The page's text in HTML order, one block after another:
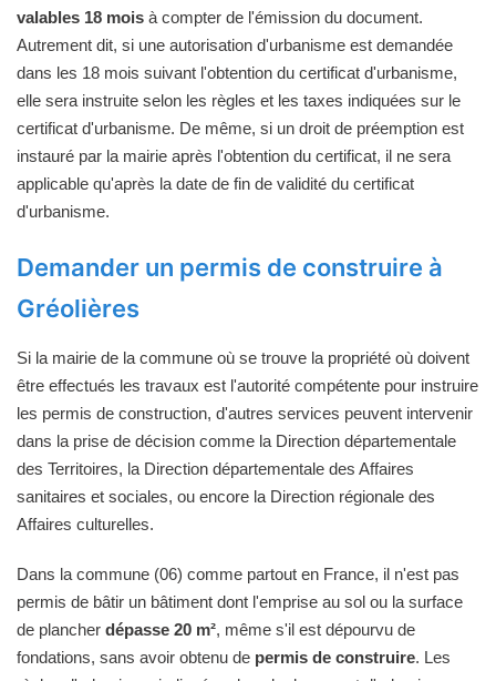
valables 18 mois à compter de l'émission du document.
Autrement dit, si une autorisation d'urbanisme est demandée
dans les 18 mois suivant l'obtention du certificat d'urbanisme,
elle sera instruite selon les règles et les taxes indiquées sur le
certificat d'urbanisme. De même, si un droit de préemption est
instauré par la mairie après l'obtention du certificat, il ne sera
applicable qu'après la date de fin de validité du certificat
d'urbanisme.
Demander un permis de construire à
Gréolières
Si la mairie de la commune où se trouve la propriété où doivent
être effectués les travaux est l'autorité compétente pour instruire
les permis de construction, d'autres services peuvent intervenir
dans la prise de décision comme la Direction départementale
des Territoires, la Direction départementale des Affaires
sanitaires et sociales, ou encore la Direction régionale des
Affaires culturelles.
Dans la commune (06) comme partout en France, il n'est pas
permis de bâtir un bâtiment dont l'emprise au sol ou la surface
de plancher dépasse 20 m², même s'il est dépourvu de
fondations, sans avoir obtenu de permis de construire. Les